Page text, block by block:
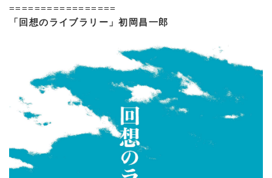
=================
「回想のライブラリー」初岡昌一郎